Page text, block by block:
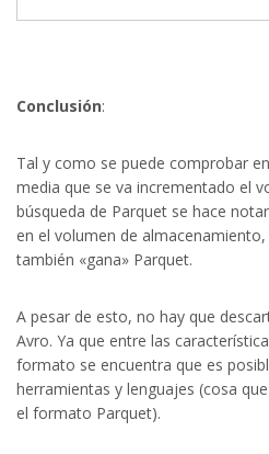
Conclusión:
Tal y como se puede comprobar
media que se va incrementado el
búsqueda de Parquet se hace
en el volumen de
también «gana» Parquet.
A pesar de esto, no hay que
Avro. Ya que entre las
formato se encuentra que es
herramientas y lenguajes (cosa
el formato Parquet).